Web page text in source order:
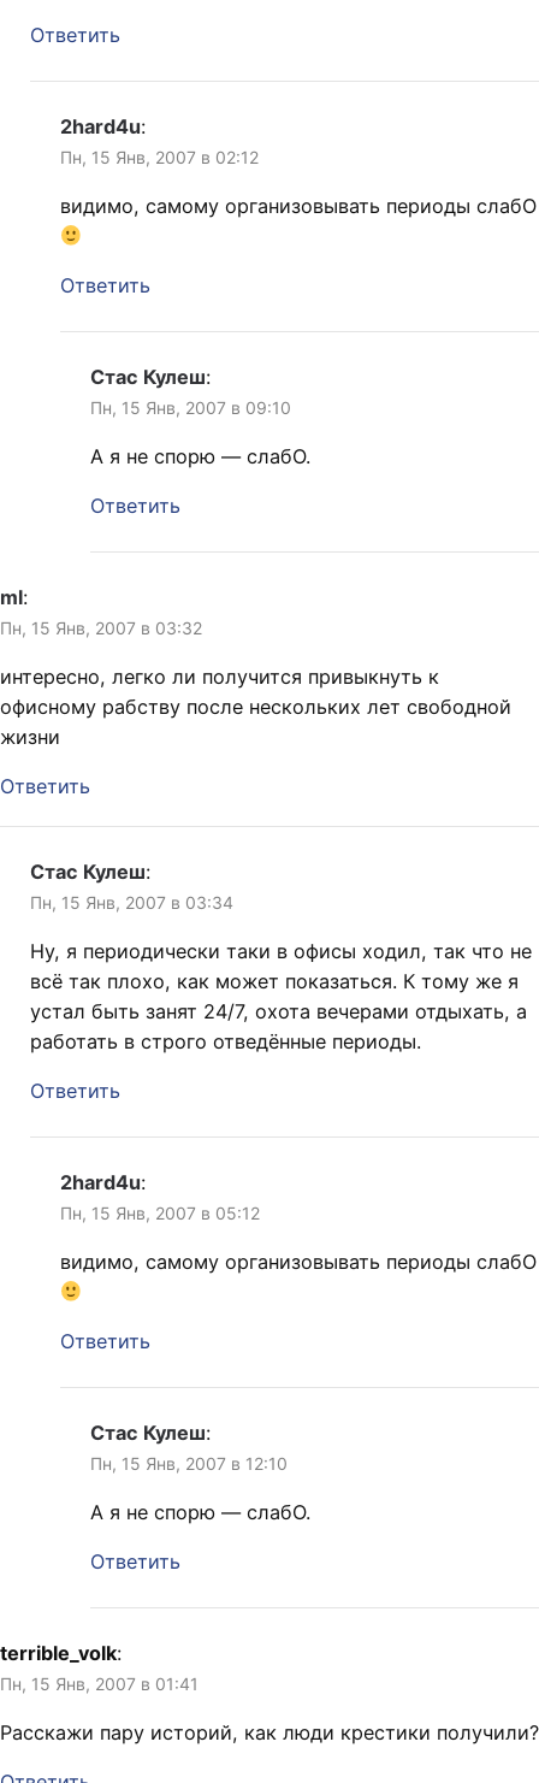
Ответить
2hard4u:
Пн, 15 Янв, 2007 в 02:12
видимо, самому организовывать периоды слабО
Ответить
Стас Кулеш:
Пн, 15 Янв, 2007 в 09:10
А я не спорю — слабО.
Ответить
ml:
Пн, 15 Янв, 2007 в 03:32
интересно, легко ли получится привыкнуть к
офисному рабству после нескольких лет свободной
жизни
Ответить
Стас Кулеш:
Пн, 15 Янв, 2007 в 03:34
Ну, я периодически таки в офисы ходил, так что не
всё так плохо, как может показаться. К тому же я
устал быть занят 24/7, охота вечерами отдыхать, а
работать в строго отведённые периоды.
Ответить
2hard4u:
Пн, 15 Янв, 2007 в 05:12
видимо, самому организовывать периоды слабО
Ответить
Стас Кулеш:
Пн, 15 Янв, 2007 в 12:10
А я не спорю — слабО.
Ответить
terrible_volk:
Пн, 15 Янв, 2007 в 01:41
Расскажи пару историй, как люди крестики получили?